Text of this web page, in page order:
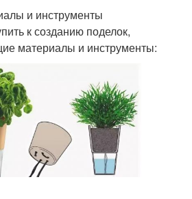
и инструменты
к созданию поделок,
материалы и инструменты: